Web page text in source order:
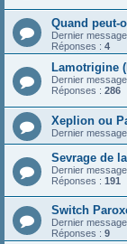
Quand peut-
Dernier
Réponses : 4
Lamotrigine
Dernier
Réponses : 286
Xeplion ou
Dernier
Sevrage de
Dernier
Réponses : 191
Switch
Dernier
Réponses : 9